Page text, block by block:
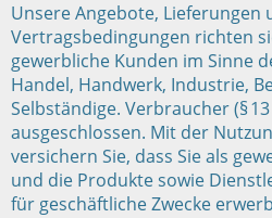
Unsere Angebote, Lieferungen
Vertragsbedingungen richten
gewerbliche Kunden im Sinne
Handel, Handwerk, Industrie,
Selbständige. Verbraucher (§
ausgeschlossen. Mit der
versichern Sie, dass Sie als
und die Produkte sowie
für geschäftliche Zwecke